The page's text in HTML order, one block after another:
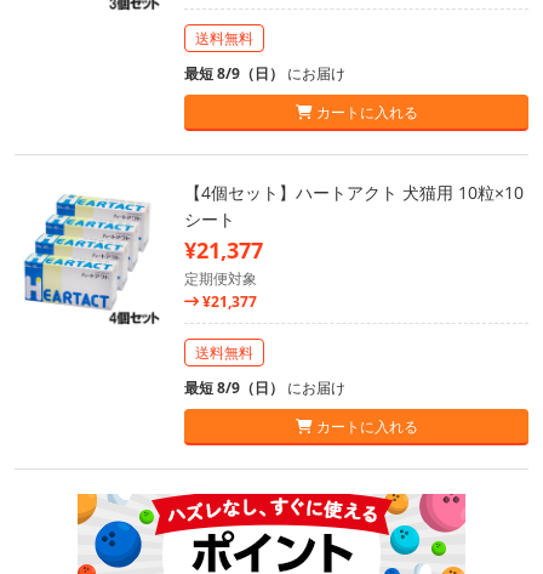
送料無料
最短 8/9（日） にお届け
カートに入れる
【4個セット】ハートアクト 犬猫用 10粒×10
シート
¥21,377
定期便対象
¥21,377
送料無料
最短 8/9（日） にお届け
カートに入れる